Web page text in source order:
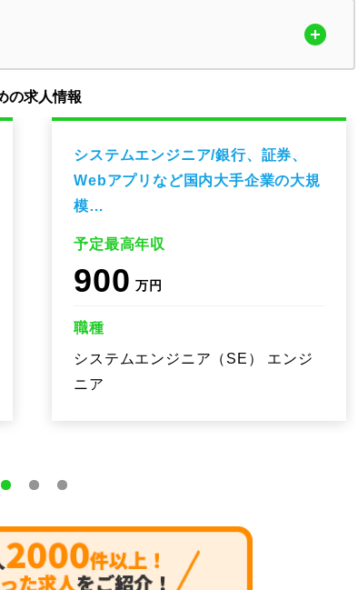
の求人情報
システムエンジニア/銀行、証券、
Webアプリなど国内大手企業の大規
模…
予定最高年収
900 万円
職種
システムエンジニア（SE） エンジ
ニア